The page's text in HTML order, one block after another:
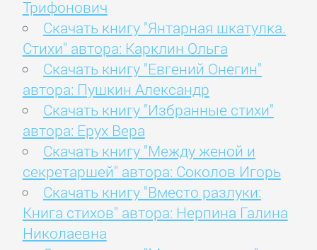
Трифонович
Скачать книгу "Янтарная шкатулка.
Стихи" автора: Карклин Ольга
Скачать книгу "Евгений Онегин"
автора: Пушкин Александр
Скачать книгу "Избранные стихи"
автора: Ерух Вера
Скачать книгу "Между женой и
секретаршей" автора: Соколов Игорь
Скачать книгу "Вместо разлуки:
Книга стихов" автора: Нерпина Галина
Николаевна